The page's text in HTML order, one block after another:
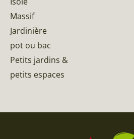
Massif
Jardinière
pot ou bac
Petits jardins &
petits espaces